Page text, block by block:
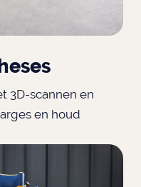
3D-scannen en
en houd